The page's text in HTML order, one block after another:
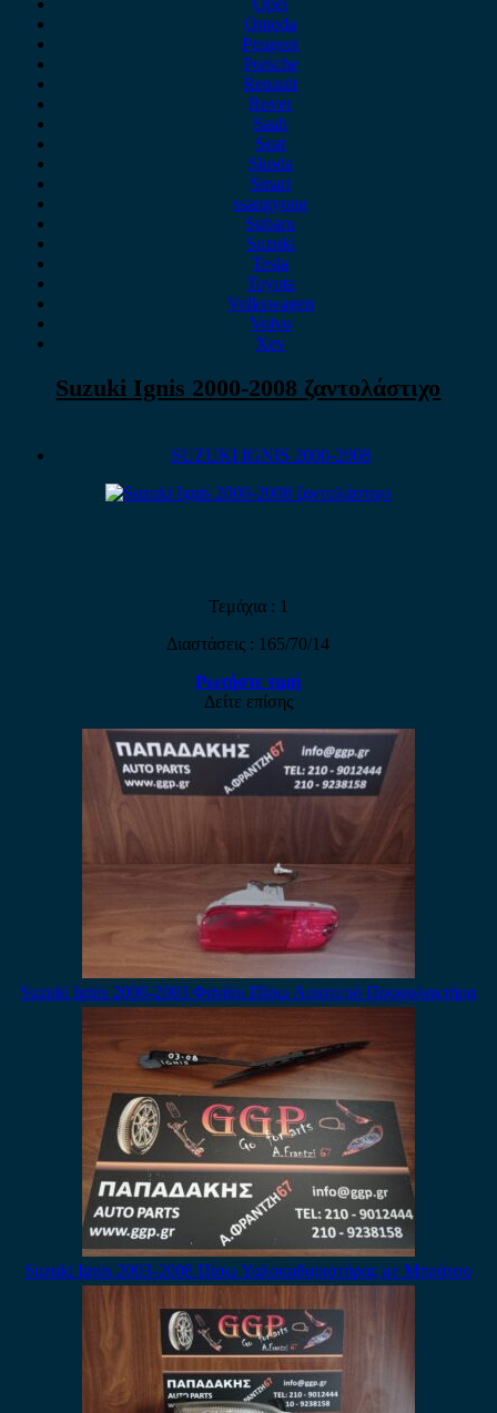
Opel
Omoda
Peugeot
Porsche
Renault
Rover
Saab
Seat
Skoda
Smart
ssangyong
Subaru
Suzuki
Tesla
Toyota
Volkswagen
Volvo
Xev
Suzuki Ignis 2000-2008 ζαντολάστιχο
SUZUKI IGNIS 2000-2008
Τεμάχια : 1
Διαστάσεις : 165/70/14
Ρωτήστε τιμή
Δείτε επίσης
Suzuki Ignis 2000-2003 Φανάρι Πίσω Αριστερό Προφυλακτήρα
Suzuki Ignis 2003-2008 Πίσω Υαλοκαθαριστήρας με Μπράτσο